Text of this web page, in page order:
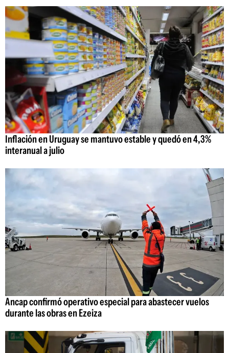
Inflación en Uruguay se mantuvo estable y quedó en 4,3%
interanual a julio
Ancap confirmó operativo especial para abastecer vuelos
durante las obras en Ezeiza